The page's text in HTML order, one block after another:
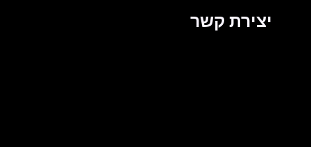
יצירת קשר